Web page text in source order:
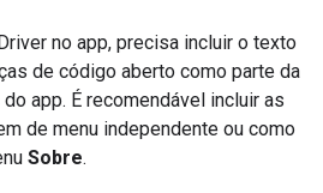
no app, precisa incluir o texto
de código aberto como parte da
app. É recomendável incluir as
de menu independente ou como
Sobre.